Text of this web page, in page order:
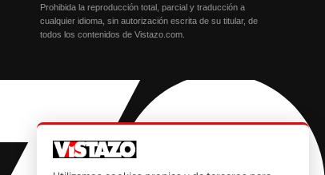
Prohibida la reproducción total, parcial y traducción a
cualquier idioma, sin autorización escrita de su titular, de
todos los contenidos de Vistazo.com.